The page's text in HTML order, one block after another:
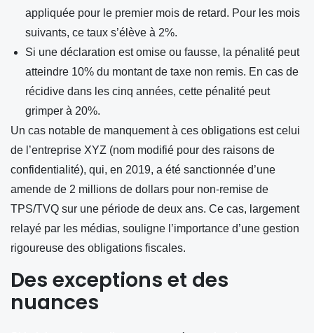
appliquée pour le premier mois de retard. Pour les mois
suivants, ce taux s’élève à 2%.
Si une déclaration est omise ou fausse, la pénalité peut
atteindre 10% du montant de taxe non remis. En cas de
récidive dans les cinq années, cette pénalité peut
grimper à 20%.
Un cas notable de manquement à ces obligations est celui
de l’entreprise XYZ (nom modifié pour des raisons de
confidentialité), qui, en 2019, a été sanctionnée d’une
amende de 2 millions de dollars pour non-remise de
TPS/TVQ sur une période de deux ans. Ce cas, largement
relayé par les médias, souligne l’importance d’une gestion
rigoureuse des obligations fiscales.
Des exceptions et des
nuances